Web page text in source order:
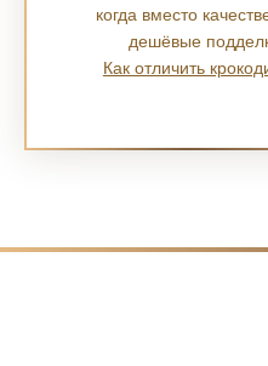
когда вместо
дешёвые
Как отличить